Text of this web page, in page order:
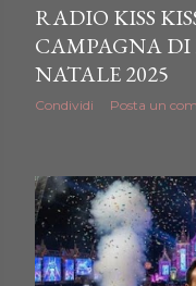
RADIO KISS
CAMPAGNA DI
NATALE 2025
Condividi Posta un